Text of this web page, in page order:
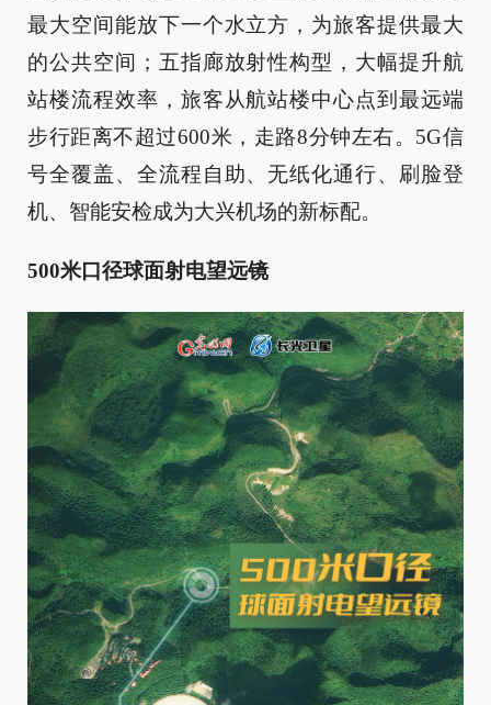
最大空间能放下一个水立方，为旅客提供最大
的公共空间；五指廊放射性构型，大幅提升航
站楼流程效率，旅客从航站楼中心点到最远端
步行距离不超过600米，走路8分钟左右。5G信
号全覆盖、全流程自助、无纸化通行、刷脸登
机、智能安检成为大兴机场的新标配。
500米口径球面射电望远镜